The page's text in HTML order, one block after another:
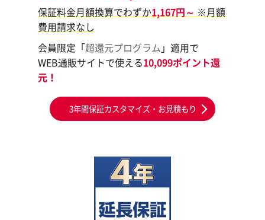
保証料金月額換算でわずか1,167円～ ※月額
費用請求なし
会員限定「超還元プログラム 」適用で
WEB通販サイトで使える10,099ポイント還
元！
3年間保証カスタマイズ・お見積もり